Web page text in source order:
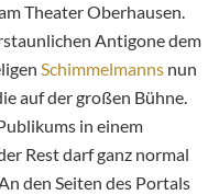
Theater Oberhausen.
Antigone dem
Schimmelmanns nun
auf der großen Bühne.
in einem
Rest darf ganz normal
den Seiten des Portals